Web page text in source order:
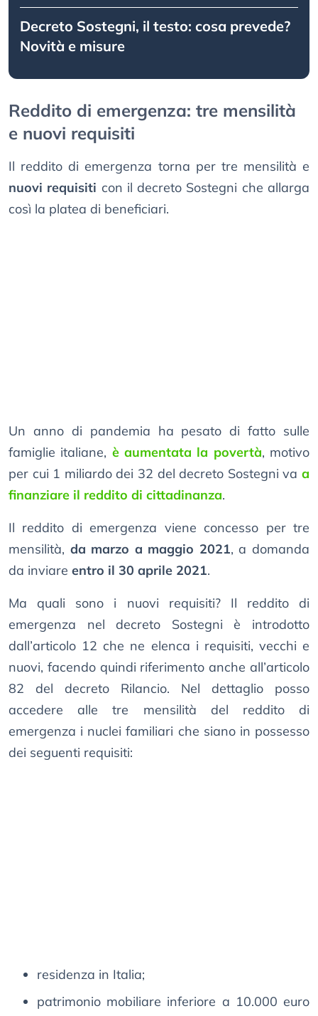
Decreto Sostegni, il testo: cosa prevede?
Novità e misure
Reddito di emergenza: tre mensilità
e nuovi requisiti
Il reddito di emergenza torna per tre mensilità e
nuovi requisiti con il decreto Sostegni che allarga
così la platea di beneficiari.
Un anno di pandemia ha pesato di fatto sulle
famiglie italiane, è aumentata la povertà, motivo
per cui 1 miliardo dei 32 del decreto Sostegni va a
finanziare il reddito di cittadinanza.
Il reddito di emergenza viene concesso per tre
mensilità, da marzo a maggio 2021, a domanda
da inviare entro il 30 aprile 2021.
Ma quali sono i nuovi requisiti? Il reddito di
emergenza nel decreto Sostegni è introdotto
dall’articolo 12 che ne elenca i requisiti, vecchi e
nuovi, facendo quindi riferimento anche all’articolo
82 del decreto Rilancio. Nel dettaglio posso
accedere alle tre mensilità del reddito di
emergenza i nuclei familiari che siano in possesso
dei seguenti requisiti:
residenza in Italia;
patrimonio mobiliare inferiore a 10.000 euro